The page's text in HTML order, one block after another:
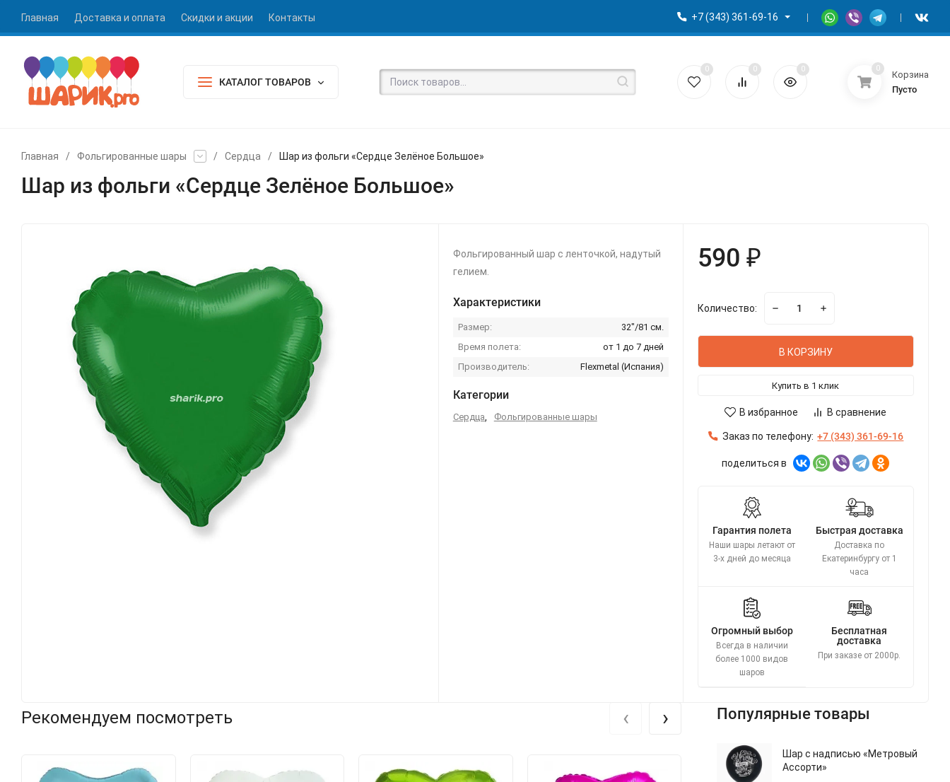
Главная Доставка и оплата Скидки и акции Контакты +7 (343) 361-69-16
КАТАЛОГ ТОВАРОВ
0 0 0 0
Корзина
Пусто
Главная / Фольгированные шары / Сердца / Шар из фольги «Сердце Зелёное Большое»
Шар из фольги «Сердце Зелёное Большое»
Фольгированный шар с ленточкой, надутый
гелием.
Характеристики
Размер:
32"/81 см.
Время полета:
от 1 до 7 дней
Производитель:
Flexmetal (Испания)
Категории
Сердца, Фольгированные шары
590 ₽
Количество:
В КОРЗИНУ
Купить в 1 клик
В избранное В сравнение
Заказ по телефону: +7 (343) 361-69-16
поделиться в
Гарантия полета
Наши шары летают от
3-х дней до месяца
Быстрая доставка
Доставка по
Екатеринбургу от 1
часа
Огромный выбор
Всегда в наличии
более 1000 видов
шаров
Бесплатная
доставка
При заказе от 2000р.
Рекомендуем посмотреть ‹ › Популярные товары
Шар с надписью «Метровый
Ассорти»